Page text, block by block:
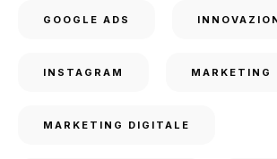
GOOGLE ADS
INSTAGRAM MARKETING
MARKETING DIGITALE